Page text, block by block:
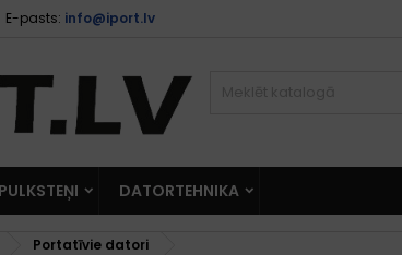
E-pasts: info@iport.lv
DATORTEHNIKA
Portatīvie datori